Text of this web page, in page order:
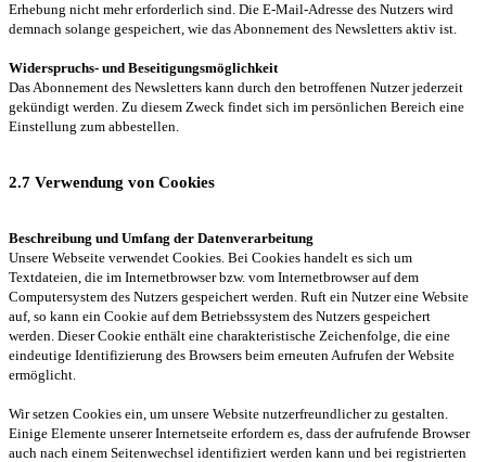
Erhebung nicht mehr erforderlich sind. Die E-Mail-Adresse des Nutzers wird
demnach solange gespeichert, wie das Abonnement des Newsletters aktiv ist.
Widerspruchs- und Beseitigungsmöglichkeit
Das Abonnement des Newsletters kann durch den betroffenen Nutzer jederzeit
gekündigt werden. Zu diesem Zweck findet sich im persönlichen Bereich eine
Einstellung zum abbestellen.
2.7 Verwendung von Cookies
Beschreibung und Umfang der Datenverarbeitung
Unsere Webseite verwendet Cookies. Bei Cookies handelt es sich um
Textdateien, die im Internetbrowser bzw. vom Internetbrowser auf dem
Computersystem des Nutzers gespeichert werden. Ruft ein Nutzer eine Website
auf, so kann ein Cookie auf dem Betriebssystem des Nutzers gespeichert
werden. Dieser Cookie enthält eine charakteristische Zeichenfolge, die eine
eindeutige Identifizierung des Browsers beim erneuten Aufrufen der Website
ermöglicht.
Wir setzen Cookies ein, um unsere Website nutzerfreundlicher zu gestalten.
Einige Elemente unserer Internetseite erfordern es, dass der aufrufende Browser
auch nach einem Seitenwechsel identifiziert werden kann und bei registrierten